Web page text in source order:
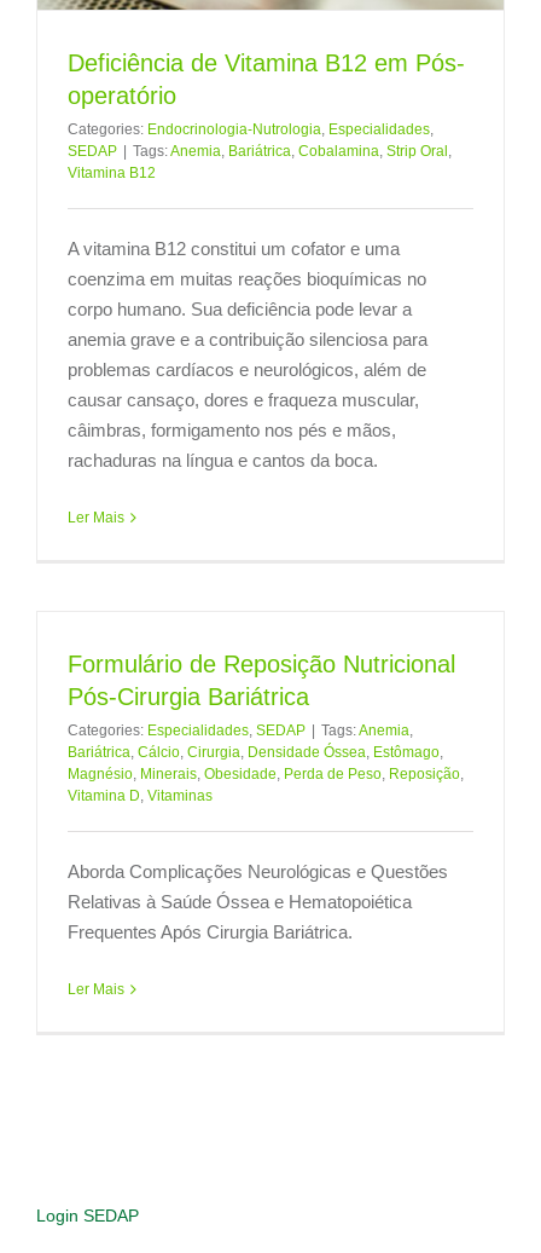
Deficiência de Vitamina B12 em Pós-
operatório
Categories: Endocrinologia-Nutrologia Especialidades
SEDAP | Tags:Anemia Bariátrica Cobalamina Strip Oral
Vitamina B12
A vitamina B12 constitui um cofator e uma
coenzima em muitas reações bioquímicas no
corpo humano. Sua deficiência pode levar a
anemia grave e a contribuição silenciosa para
problemas cardíacos e neurológicos, além de
causar cansaço, dores e fraqueza muscular,
câimbras, formigamento nos pés e mãos,
rachaduras na língua e cantos da boca.
Ler Mais
Formulário de Reposição Nutricional
Pós-Cirurgia Bariátrica
Categories: Especialidades, SEDAP Tags:Anemia,
Bariátrica, Cálcio, Cirurgia, Densidade Óssea, Estômago,
Magnésio, Minerais, Obesidade, Perda de Peso, Reposição,
Vitamina D, Vitaminas
Aborda Complicações Neurológicas e Questões
Relativas à Saúde Óssea e Hematopoiética
Frequentes Após Cirurgia Bariátrica.
Ler Mais
Login SEDAP